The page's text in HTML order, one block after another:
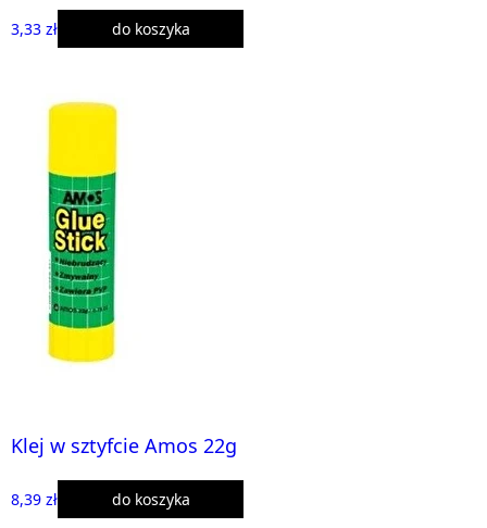
3,33 zł do koszyka
Klej w sztyfcie Amos 22g
8,39 zł do koszyka